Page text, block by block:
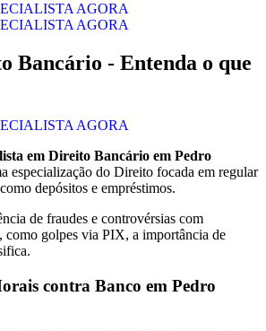
AGORA
AGORA
Bancário - Entenda o que
AGORA
em Direito Bancário em Pedro
especialização do Direito focada em regular
depósitos e empréstimos.
de fraudes e controvérsias com
como golpes via PIX, a importância de
contra Banco em Pedro